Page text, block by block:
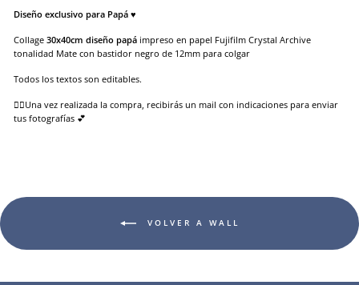
Diseño exclusivo para Papá ♥
Collage 30x40cm diseño papá impreso en papel Fujifilm Crystal Archive
tonalidad Mate con bastidor negro de 12mm para colgar
Todos los textos son editables.
👉🏻Una vez realizada la compra, recibirás un mail con indicaciones para enviar
tus fotografías 💕
VOLVER A WALL